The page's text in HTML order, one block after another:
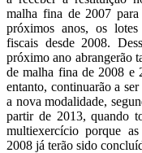
malha fina de 2007
próximos anos, os
fiscais desde 2008.
próximo ano abrangerão
de malha fina de 2008 e
entanto, continuarão a
a nova modalidade,
partir de 2013, quando
multiexercício porque
2008 já terão sido